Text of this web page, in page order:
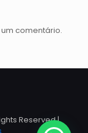
comentário.
Reserved |